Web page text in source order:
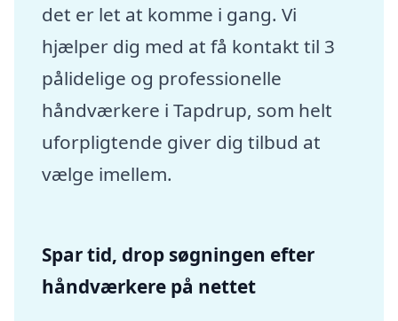
det er let at komme i gang. Vi
hjælper dig med at få kontakt til 3
pålidelige og professionelle
håndværkere i Tapdrup, som helt
uforpligtende giver dig tilbud at
vælge imellem.
Spar tid, drop søgningen efter
håndværkere på nettet